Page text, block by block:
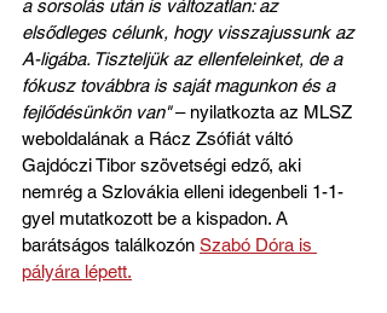
a sorsolás után is változatlan: az
elsődleges célunk, hogy visszajussunk az
A-ligába. Tiszteljük az ellenfeleinket, de a
fókusz továbbra is saját magunkon és a
fejlődésünkön van" – nyilatkozta az MLSZ
weboldalának a Rácz Zsófiát váltó
Gajdóczi Tibor szövetségi edző, aki
nemrég a Szlovákia elleni idegenbeli 1-1-
gyel mutatkozott be a kispadon. A
barátságos találkozón Szabó Dóra is
pályára lépett.